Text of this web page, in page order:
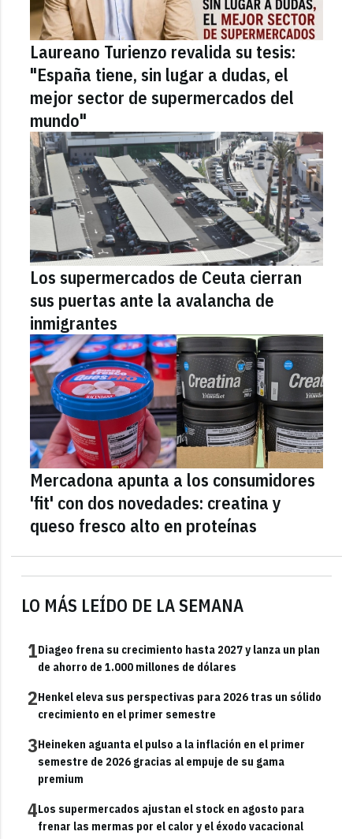
LO MÁS LEÍDO DE LA SEMANA
1Diageo frena su crecimiento hasta 2027 y lanza un plan
de ahorro de 1.000 millones de dólares
2Henkel eleva sus perspectivas para 2026 tras un sólido
crecimiento en el primer semestre
3Heineken aguanta el pulso a la inflación en el primer
semestre de 2026 gracias al empuje de su gama
premium
4Los supermercados ajustan el stock en agosto para
frenar las mermas por el calor y el éxodo vacacional
Laureano Turienzo revalida su tesis:
"España tiene, sin lugar a dudas, el
mejor sector de supermercados del
mundo"
Los supermercados de Ceuta cierran
sus puertas ante la avalancha de
inmigrantes
Mercadona apunta a los consumidores
'fit' con dos novedades: creatina y
queso fresco alto en proteínas